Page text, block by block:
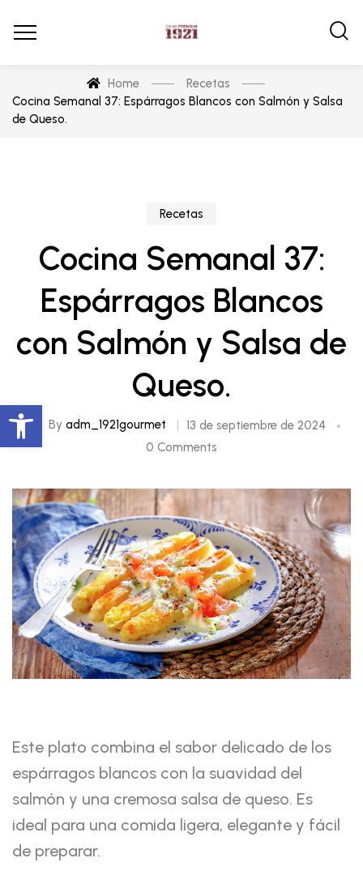
Abrir barra de herramientas
Home
Recetas
Cocina Semanal 37: Espárragos Blancos con Salmón y Salsa
de Queso.
Recetas
Cocina Semanal 37:
Espárragos Blancos
con Salmón y Salsa de
Queso.
By adm_1921gourmet
13 de septiembre de 2024
0 Comments
Este plato combina el sabor delicado de los
espárragos blancos con la suavidad del
salmón y una cremosa salsa de queso. Es
ideal para una comida ligera, elegante y fácil
de preparar.